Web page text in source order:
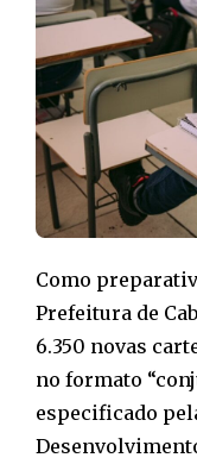
Como
Prefeitura de
6.350 novas
no formato
especificado